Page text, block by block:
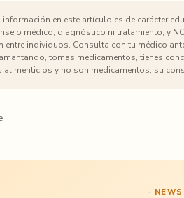
información en este artículo es de carácter
médico, diagnóstico ni tratamiento, y
entre individuos. Consulta con tu médico
tomas medicamentos, tienes
y no son medicamentos; su
·